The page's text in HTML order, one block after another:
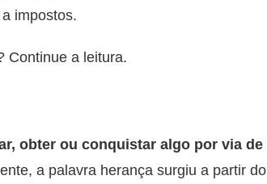
impostos.
Continue a leitura.
obter ou conquistar algo por via de
a palavra herança surgiu a partir do